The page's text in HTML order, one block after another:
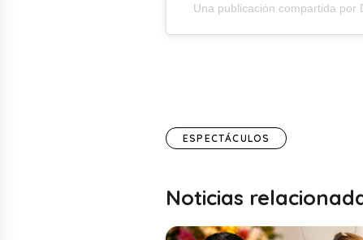
Una publicación compartida por
ESPECTÁCULOS
Noticias